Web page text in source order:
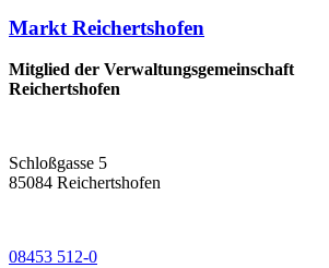
Markt Reichertshofen
Mitglied der Verwaltungsgemeinschaft
Reichertshofen
Schloßgasse 5
85084 Reichertshofen
08453 512-0